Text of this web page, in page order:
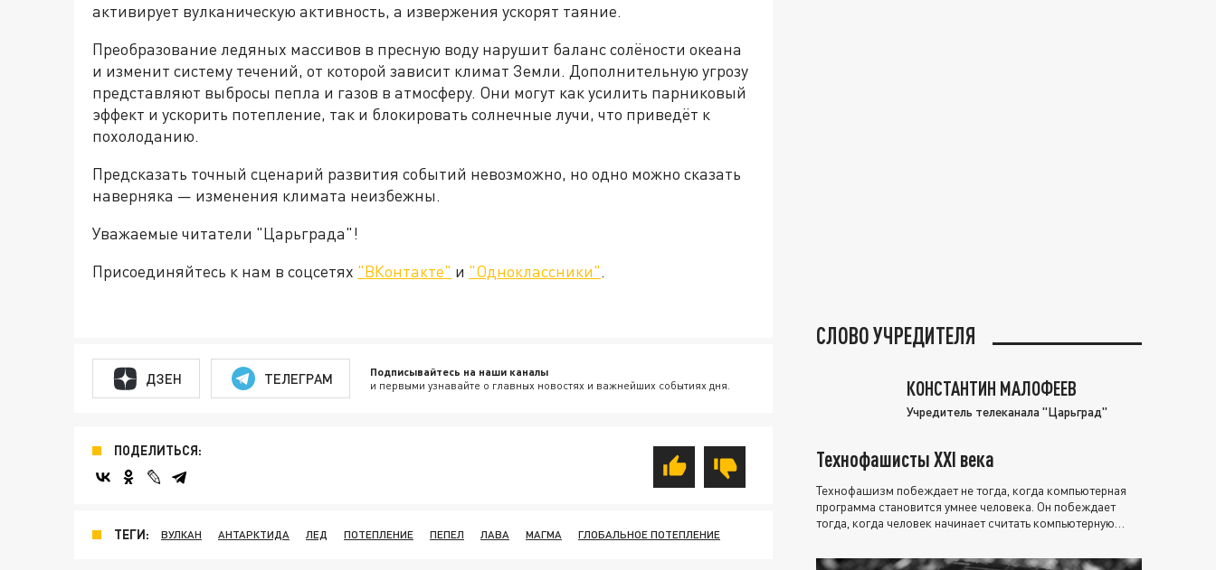
активирует вулканическую активность, а извержения ускорят таяние.
Преобразование ледяных массивов в пресную воду нарушит баланс солёности океана
и изменит систему течений, от которой зависит климат Земли. Дополнительную угрозу
представляют выбросы пепла и газов в атмосферу. Они могут как усилить парниковый
эффект и ускорить потепление, так и блокировать солнечные лучи, что приведёт к
похолоданию.
Предсказать точный сценарий развития событий невозможно, но одно можно сказать
наверняка — изменения климата неизбежны.
Уважаемые читатели "Царьграда"!
Присоединяйтесь к нам в соцсетях "ВКонтакте" и "Одноклассники".
ДЗЕН ТЕЛЕГРАМ Подписывайтесь на наши каналы
и первыми узнавайте о главных новостях и важнейших событиях дня.
ПОДЕЛИТЬСЯ:
ТЕГИ: ВУЛКАН АНТАРКТИДА ЛЕД ПОТЕПЛЕНИЕ ПЕПЕЛ ЛАВА МАГМА ГЛОБАЛЬНОЕ ПОТЕПЛЕНИЕ
СЛОВО УЧРЕДИТЕЛЯ
КОНСТАНТИН МАЛОФЕЕВ
Учредитель телеканала "Царьград"
Технофашисты XXI века
Технофашизм побеждает не тогда, когда компьютерная
программа становится умнее человека. Он побеждает
тогда, когда человек начинает считать компьютерную